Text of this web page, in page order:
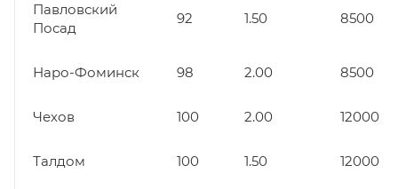
Павловский
Посад
92 1.50 8500
Наро-Фоминск 98 2.00 8500
Чехов 100 2.00 12000
Талдом 100 1.50 12000